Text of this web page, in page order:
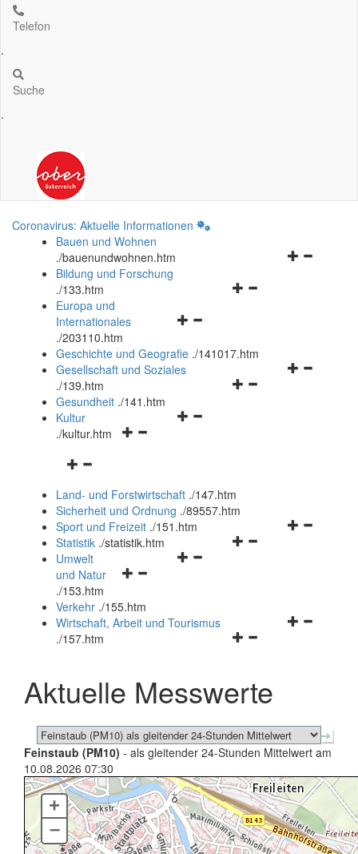
Telefon
.
Suche
.
Coronavirus: Aktuelle Informationen
Bauen und Wohnen
./bauenundwohnen.htm
Navigationsmenü
Bildung und Forschung
./133.htm
Navigationsmenü
und
schließen
Europa und
Internationales
./203110.htm
Geschichte und Geografie ./141017.htm
Navigationsmenü
Gesellschaft und Soziales
./139.htm
Navigationsmenü
Gesundheit ./141.htm
Navigationsmenü
Kultur
./kultur.htm
Navigationsmenü
und
schließen
Land- und Forstwirtschaft ./147.htm
Sicherheit und Ordnung ./89557.htm
Navigationsmenü
Sport und Freizeit ./151.htm
Navigationsmenü
Statistik ./statistik.htm
Navigationsmenü
und
schließen
Umwelt
und Natur
./153.htm
Verkehr ./155.htm
Navigationsmenü
schließen
Wirtschaft, Arbeit und Tourismus
./157.htm
Aktuelle Messwerte
Feinstaub (PM10) - als gleitender 24-Stunden Mittelwert am
10.08.2026 07:30
+
–